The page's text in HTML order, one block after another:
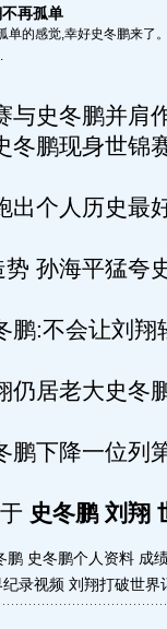
再孤单
单的感觉,幸好史冬鹏来了
与史冬鹏并肩
冬鹏现身世锦
出个人历史最
孙海平猛夸
鹏:不会让刘翔
仍居老大史冬
鹏下降一位列
史冬鹏 刘翔
鹏 史冬鹏个人资料 成
录视频 刘翔打破世界